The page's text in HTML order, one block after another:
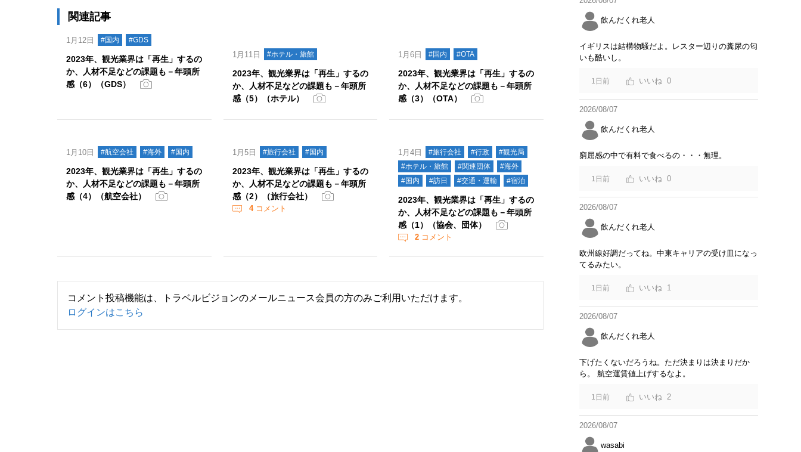
関連記事
1月12日 #国内 #GDS
2023年、観光業界は「再生」するの
か、人材不足などの課題も－年頭所
感（6）（GDS）
1月11日 #ホテル・旅館
2023年、観光業界は「再生」するの
か、人材不足などの課題も－年頭所
感（5）（ホテル）
1月6日 #国内 #OTA
2023年、観光業界は「再生」するの
か、人材不足などの課題も－年頭所
感（3）（OTA）
1月10日 #航空会社 #海外 #国内
2023年、観光業界は「再生」するの
か、人材不足などの課題も－年頭所
感（4）（航空会社）
1月5日 #旅行会社 #国内
2023年、観光業界は「再生」するの
か、人材不足などの課題も－年頭所
感（2）（旅行会社）
4コメント
1月4日 #旅行会社 #行政
#観光局
#ホテル・旅館
#関連団体
#海外
#国内
#訪日 #交通・運輸 #宿泊
2023年、観光業界は「再生」するの
か、人材不足などの課題も－年頭所
感（1）（協会、団体）
2 コメント
コメント投稿機能は、トラベルビジョンのメールニュース会員の方のみご利用いただけます。
ログインはこちら
飲んだくれ老人
イギリスは結構物騒だよ。レスター辺りの糞尿の匂
いも酷いし。
1日前 0
2026/08/07
飲んだくれ老人
窮屈感の中で有料で食べるの・・・無理。
1日前 0
2026/08/07
飲んだくれ老人
欧州線好調だってね。中東キャリアの受け皿になっ
てるみたい。
1日前 1
2026/08/07
飲んだくれ老人
下げたくないだろうね。ただ決まりは決まりだか
ら。 航空運賃値上げするなよ。
1日前 2
2026/08/07
wasabi